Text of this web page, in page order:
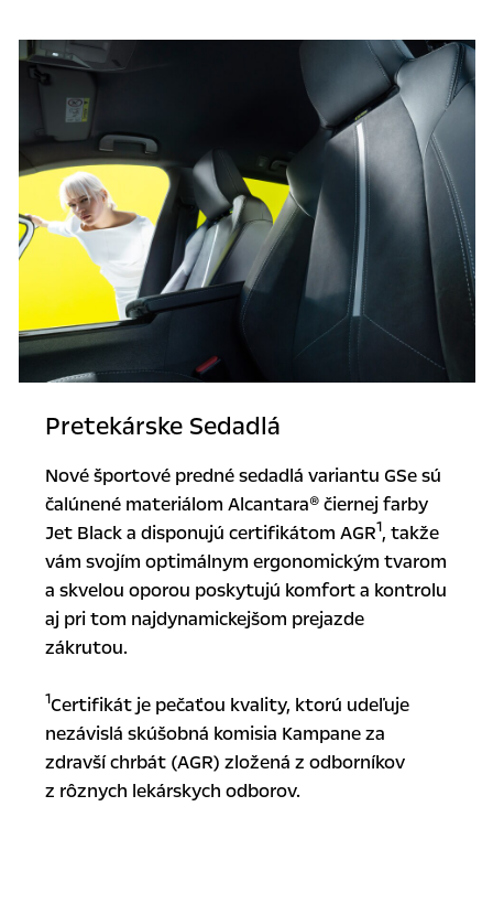
Pretekárske Sedadlá
Nové športové predné sedadlá variantu GSe sú
čalúnené materiálom Alcantara® čiernej farby
Jet Black a disponujú certifikátom AGR1, takže
vám svojím optimálnym ergonomickým tvarom
a skvelou oporou poskytujú komfort a kontrolu
aj pri tom najdynamickejšom prejazde
zákrutou.
1Certifikát je pečaťou kvality, ktorú udeľuje
nezávislá skúšobná komisia Kampane za
zdravší chrbát (AGR) zložená z odborníkov
z rôznych lekárskych odborov.